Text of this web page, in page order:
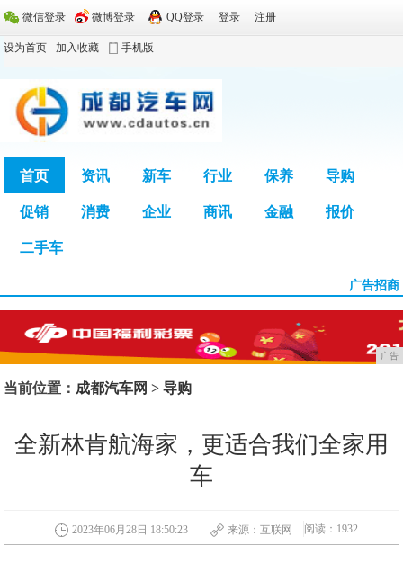
微信登录 微博登录 QQ登录 登录 注册
设为首页 加入收藏 手机版
首页 资讯 新车 行业 保养 导购
促销 消费 企业 商讯 金融 报价
二手车
广告招商
广告
当前位置： 成都汽车网 >导购
全新林肯航海家，更适合我们全家用
车
2023年06月28日 18:50:23 来源：互联网 阅读：1932